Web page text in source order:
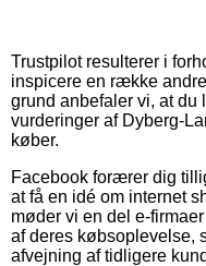
Trustpilot resulterer i
inspicere en række
grund anbefaler vi, at
vurderinger af Dyberg-
køber.
Facebook forærer dig
at få en idé om internet
møder vi en del e-
af deres købsoplevelse,
afvejning af tidligere